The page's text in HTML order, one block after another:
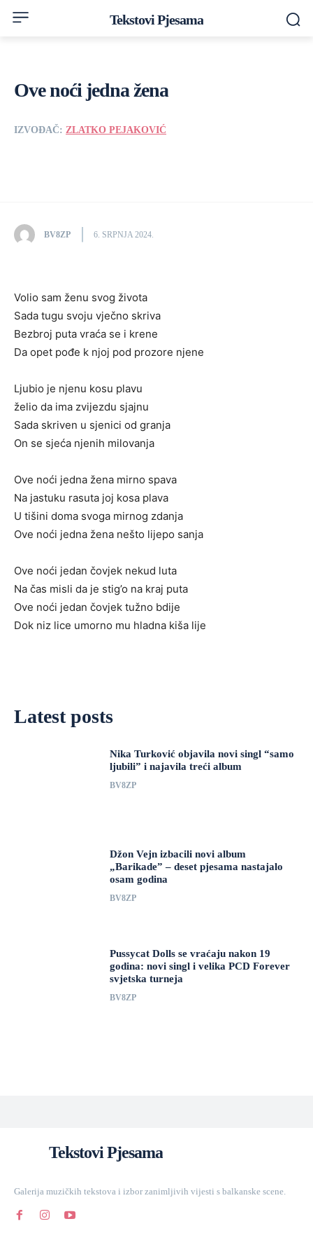
Tekstovi Pjesama
Ove noći jedna žena
IZVOĐAČ: ZLATKO PEJAKOVIĆ
BV8ZP 6. SRPNJA 2024.
Volio sam ženu svog života
Sada tugu svoju vječno skriva
Bezbroj puta vraća se i krene
Da opet pođe k njoj pod prozore njene
Ljubio je njenu kosu plavu
želio da ima zvijezdu sjajnu
Sada skriven u sjenici od granja
On se sjeća njenih milovanja
Ove noći jedna žena mirno spava
Na jastuku rasuta joj kosa plava
U tišini doma svoga mirnog zdanja
Ove noći jedna žena nešto lijepo sanja
Ove noći jedan čovjek nekud luta
Na čas misli da je stig’o na kraj puta
Ove noći jedan čovjek tužno bdije
Dok niz lice umorno mu hladna kiša lije
Latest posts
Nika Turković objavila novi singl “samo
ljubili” i najavila treći album
BV8ZP
Džon Vejn izbacili novi album
„Barikade” – deset pjesama nastajalo
osam godina
BV8ZP
Pussycat Dolls se vraćaju nakon 19
godina: novi singl i velika PCD Forever
svjetska turneja
BV8ZP
Tekstovi Pjesama
Galerija muzičkih tekstova i izbor zanimljivih vijesti s balkanske scene.